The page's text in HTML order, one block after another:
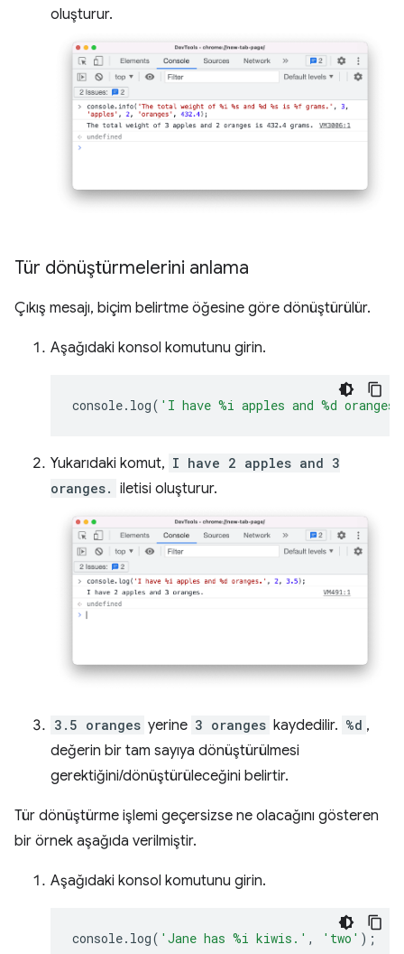
oluşturur.
Tür dönüştürmelerini anlama
Çıkış mesajı, biçim belirtme öğesine göre dönüştürülür.
Aşağıdaki konsol komutunu girin.
console. log( 'I have %i apples and %d
Yukarıdaki komut, I have 2 apples and 3
oranges. iletisi oluşturur.
3.5 oranges yerine 3 oranges kaydedilir. %d ,
değerin bir tam sayıya dönüştürülmesi
gerektiğini/dönüştürüleceğini belirtir.
Tür dönüştürme işlemi geçersizse ne olacağını gösteren
bir örnek aşağıda verilmiştir.
Aşağıdaki konsol komutunu girin.
console. log( 'Jane has %i kiwis.' , 'two' );